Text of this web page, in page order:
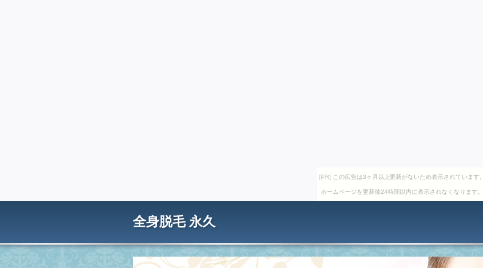
[PR] この広告は3ヶ月以上更新がないため表示されています。
ホームページを更新後24時間以内に表示されなくなります。
全身脱毛 永久